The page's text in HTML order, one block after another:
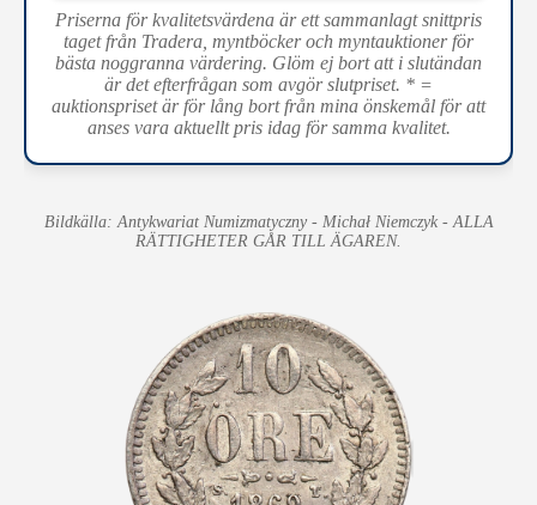
Priserna för kvalitetsvärdena är ett sammanlagt snittpris
taget från Tradera, myntböcker och myntauktioner för
bästa noggranna värdering. Glöm ej bort att i slutändan
är det efterfrågan som avgör slutpriset. * =
auktionspriset är för lång bort från mina önskemål för att
anses vara aktuellt pris idag för samma kvalitet.
Bildkälla: Antykwariat Numizmatyczny - Michał Niemczyk - ALLA
RÄTTIGHETER GÅR TILL ÄGAREN.